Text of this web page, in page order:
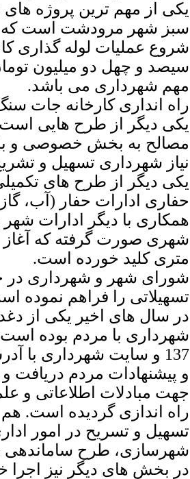
یکی از مهم ترین پروژه
سیصد و چهل دو میلیون
مهم شهرداری می باشد.
راه انداری کارخانه جات
یکی دیگر از طرح هایی است
مصالح به بخش خصوصی و با
نیاز شهرداری تسهیل و
یکی دیگر از طرح های
حفاری ادارات حفار (آب،
همکاری با دیگر ادارات
شهری صورت گرفته که
متری کلید خورده است.
شورای شهر و شهرداری در
تسهیلاتی را فراهم نموده
در سال های اخیر یکی از
شهرداری با مردم بوده است
و پیشنهادات مردم دریافت
جهت مبادلات اطلاعاتی و
راه اندازی گردیده است.
تسهیل و تسریح در امور
شهرسازی، طرح ساماندهی
در بخش های دیگر نیز اجرا